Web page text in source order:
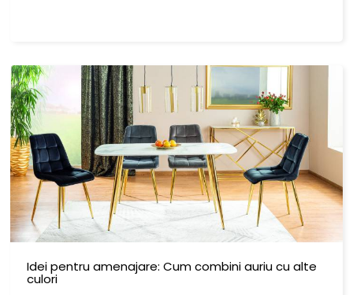
Idei pentru amenajare: Cum combini auriu cu alte
culori